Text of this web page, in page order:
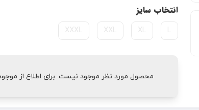
انتخاب سایز
محصول مورد نظر موجود نیست. برای اطلاع از